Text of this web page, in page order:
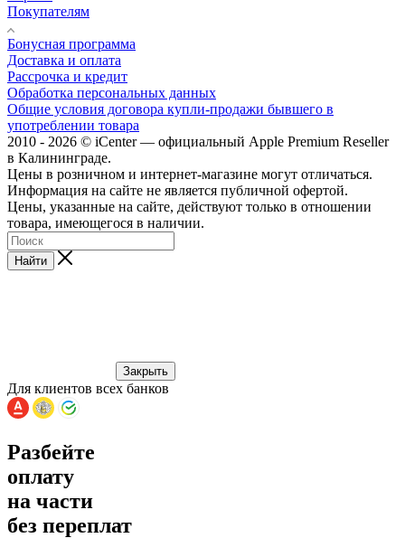
Покупателям
Бонусная программа
Доставка и оплата
Рассрочка и кредит
Обработка персональных данных
Общие условия договора купли-продажи бывшего в
употреблении товара
2010 - 2026 © iCenter — официальный Apple Premium Reseller
в Калининграде.
Цены в розничном и интернет-магазине могут отличаться.
Информация на сайте не является публичной офертой.
Цены, указанные на сайте, действуют только в отношении
товара, имеющегося в наличии.
Найти
Закрыть
Для клиентов всех банков
Разбейте
оплату
на части
без переплат